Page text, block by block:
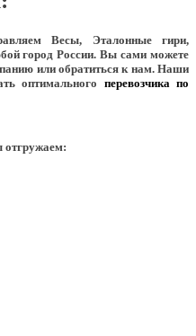
Весы, Эталонные гири,
город России. Вы сами можете
или обратиться к нам. Наши
оптимального перевозчика по